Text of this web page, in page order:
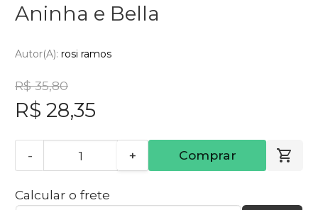
Aninha e Bella
Autor(a): rosi ramos
R$ 35,80
R$ 28,35
- + Comprar
Calcular o frete